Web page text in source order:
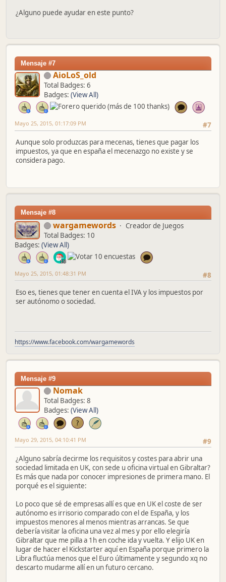
¿Alguno puede ayudar en este punto?
Mensaje #7
AioLoS_old
Total Badges: 6
Badges: (View All)
#7
Mayo 25, 2015, 01:17:09 PM
Aunque solo produzcas para mecenas, tienes que pagar los
impuestos, ya que en españa el mecenazgo no existe y se
considera pago.
Mensaje #8
wargamewords
Creador de Juegos
Total Badges: 10
Badges: (View All)
#8
Mayo 25, 2015, 01:48:31 PM
Eso es, tienes que tener en cuenta el IVA y los impuestos por
ser autónomo o sociedad.
https://www.facebook.com/wargamewords
Mensaje #9
Nomak
Total Badges: 8
Badges: (View All)
#9
Mayo 29, 2015, 04:10:41 PM
¿Alguno sabría decirme los requisitos y costes para abrir una
sociedad limitada en UK, con sede u oficina virtual en Gibraltar?
Es más que nada por conocer impresiones de primera mano. El
porqué es el siguiente:
Lo poco que sé de empresas allí es que en UK el coste de ser
autónomo es irrisorio comparado con el de España, y los
impuestos menores al menos mientras arrancas. Se que
debería visitar la oficina una vez al mes y por ello elegiría
Gibraltar que me pilla a 1h en coche ida y vuelta. Y elijo UK en
lugar de hacer el Kickstarter aquí en España porque primero la
Libra fluctúa menos que el Euro últimamente y segundo xq no
descarto mudarme allí en un futuro cercano.